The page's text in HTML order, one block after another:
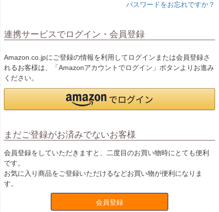
パスワードをお忘れですか？
連携サービスでログイン・会員登録
Amazon.co.jpにご登録の情報を利用してログインまたは会員登録さ
れるお客様は、「Amazonアカウントでログイン」ボタンよりお進み
ください。
まだご登録がお済みでないお客様
会員登録をしていただきますと、二度目のお買い物時にとても便利
です。
お気に入り商品をご登録いただけるなどお買い物が便利になりま
す。
会員登録